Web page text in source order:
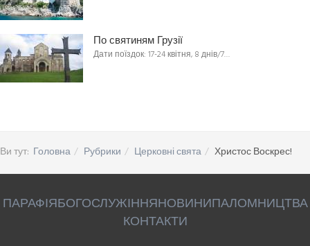
По святиням Грузії
Дати поїздок: 17-24 квітня, 8 днів/7…
Ви тут: Головна Рубрики Церковні свята Христос Воскрес!
ПАРАФІЯБОГОСЛУЖІННЯНОВИНИПАЛОМНИЦТВА
КОНТАКТИ